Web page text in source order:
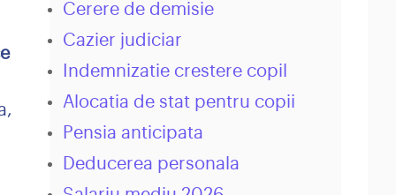
Concedii
Angajare
Cerere de demisie
Cazier judiciar
Indemnizatie crestere copil
Alocatia de stat pentru copii
Pensia anticipata
Deducerea personala